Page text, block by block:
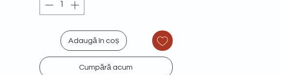
Adaugă în coș
Cumpără acum